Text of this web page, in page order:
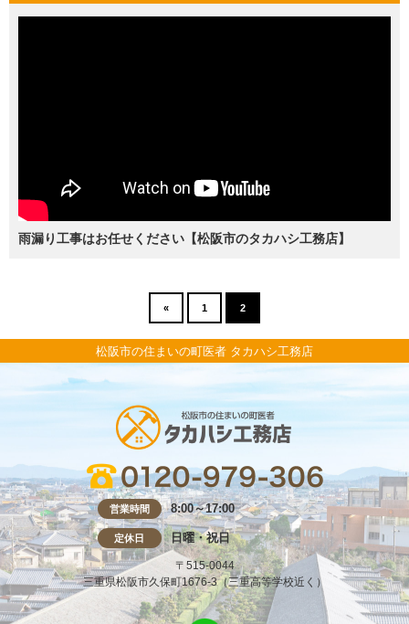
雨漏り工事はお任せください【松阪市のタカハシ工務店】
« 1 2
松阪市の住まいの町医者 タカハシ工務店
営業時間 8:00～17:00
定休日 日曜・祝日
〒515-0044
三重県松阪市久保町1676-3（三重高等学校近く）